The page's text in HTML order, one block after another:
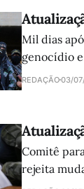
Mil dias
genocídio
atuação da
REDAÇÃO03/
Comitê
rejeita
palestinos